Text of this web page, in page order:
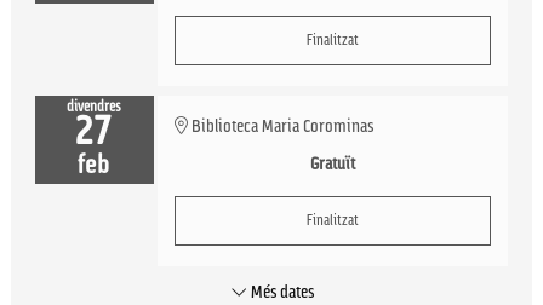
Finalitzat
divendres
27
feb
Biblioteca Maria Corominas
Gratuït
Finalitzat
Més dates